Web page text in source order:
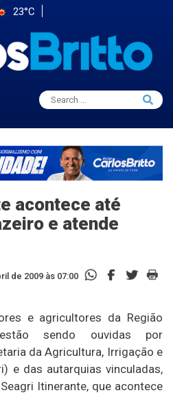
23°C
Search
for:
Search
acontece até
e atende
de 2009 às 07:00
e agricultores da Região
sendo ouvidas por
da Agricultura, Irrigação e
e das autarquias vinculadas,
Itinerante, que acontece